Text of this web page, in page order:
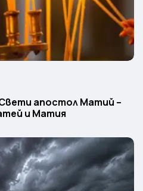
апостол Матий –
и Матия